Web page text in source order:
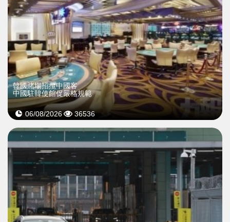
韓國賭場招攬中國客
中國駐韓使館促嚴格規範
06/08/2026 36536